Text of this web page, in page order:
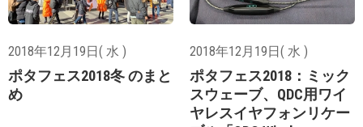
2018年12月19日( 水 )
ポタフェス2018冬 のまと
め
2018年12月19日( 水 )
ポタフェス2018：ミック
スウェーブ、QDC用ワイ
ヤレスイヤフォンリケー